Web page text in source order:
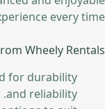
every time.
Wheely Rentals?
for durability
and reliability.